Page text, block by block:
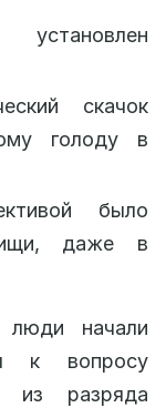
скачок
голоду в
было
даже в
начали
к вопросу
из разряда